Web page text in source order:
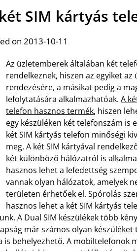
SIM kártyás
on 2013-10-11
Az üzletemberek általában két
rendelkeznek, hiszen az egyiket az
rendezésére, a másikat pedig a
lefolytatására alkalmazhatóak. A
telefon hasznos termék, hiszen
egy készüléken két telefonszám is
két SIM kártyás telefon minőségi
meg. A két SIM kártyával
két különböző hálózatról is
hasznos lehet a lefedettség
vannak olyan hálózatok, amelyek
területen érhetőek el. Spórolás
hasznos lehet a két SIM kártyás
A Dual SIM készülékek több
már számos olyan
is behelyezhető. A mobiltelefonok